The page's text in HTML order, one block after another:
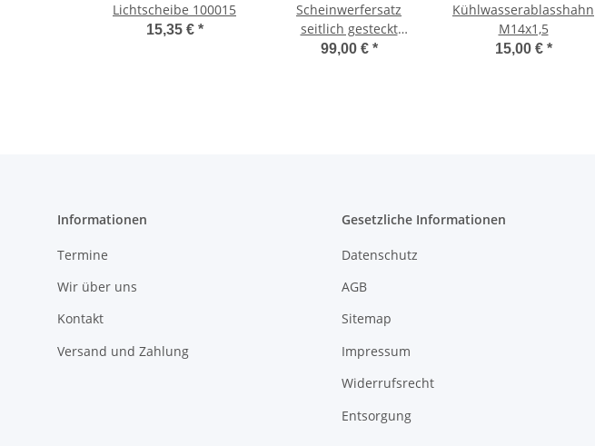
Lichtscheibe 100015
15,35 € *
Scheinwerfersatz
seitlich gesteckt
100068-S
99,00 € *
Kühlwasserablasshahn
M14x1,5
15,00 € *
Informationen
Termine
Wir über uns
Kontakt
Versand und Zahlung
Gesetzliche Informationen
Datenschutz
AGB
Sitemap
Impressum
Widerrufsrecht
Entsorgung